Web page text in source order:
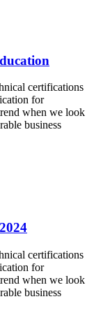
certifications
for
when we look
business
certifications
for
when we look
business